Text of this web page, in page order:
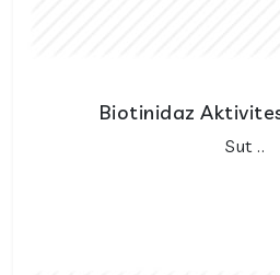
Biotinidaz
Sut ..